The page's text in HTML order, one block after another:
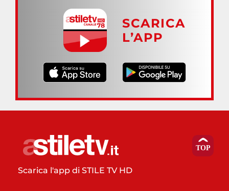
SCARICA
L’APP
Scarica l'app di STILE TV HD